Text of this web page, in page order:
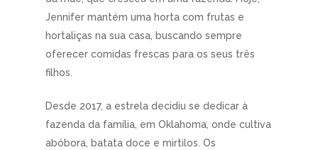
Jennifer mantém uma horta com frutas e
hortaliças na sua casa, buscando sempre
oferecer comidas frescas para os seus três
filhos.
Desde 2017, a estrela decidiu se dedicar à
fazenda da família, em Oklahoma, onde cultiva
abóbora, batata doce e mirtilos. Os